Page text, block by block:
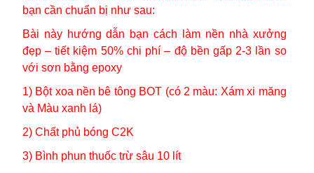
bạn cần chuẩn bị như sau:
Bài này hướng dẫn bạn cách làm nền nhà xưởng
đẹp – tiết kiệm 50% chi phí – độ bền gấp 2-3 lần so
với sơn bằng epoxy
1) Bột xoa nền bê tông BOT (có 2 màu: Xám xi măng
và Màu xanh lá)
2) Chất phủ bóng C2K
3) Bình phun thuốc trừ sâu 10 lít